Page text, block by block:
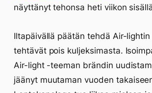
näyttänyt tehonsa heti viikon
Iltapäivällä päätän tehdä Air-
tehtävät pois kuljeksimasta.
Air-light -teeman brändin
jäänyt muutaman vuoden